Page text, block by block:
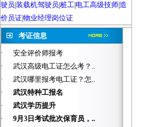
驶员 装载机驾驶员 桩工电工高级技师造
价员证物业经理岗位证
考证信息
·
安全评价师报考
·
武汉高级电工证怎么考？..
·
武汉哪里报考电工证？怎..
·
武汉特种工报名
·
武汉学历提升
·
9月3日考试批次保育员，..